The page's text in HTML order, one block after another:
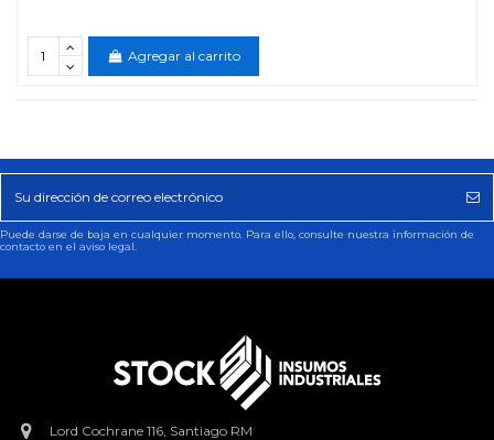
Agregar al carrito
Puede darse de baja en cualquier momento. Para ello, consulte nuestra información de
contacto en el aviso legal.
Lord Cochrane 116, Santiago RM